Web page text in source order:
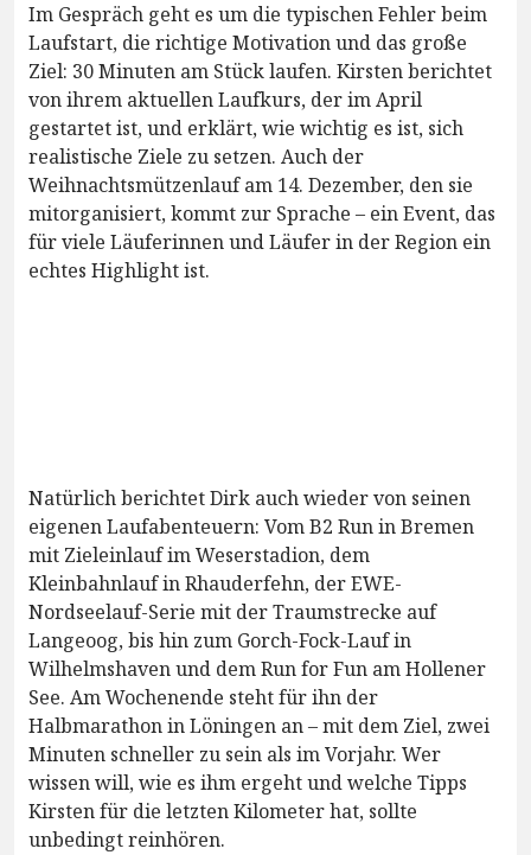
Im Gespräch geht es um die typischen Fehler beim
Laufstart, die richtige Motivation und das große
Ziel: 30 Minuten am Stück laufen. Kirsten berichtet
von ihrem aktuellen Laufkurs, der im April
gestartet ist, und erklärt, wie wichtig es ist, sich
realistische Ziele zu setzen. Auch der
Weihnachtsmützenlauf am 14. Dezember, den sie
mitorganisiert, kommt zur Sprache – ein Event, das
für viele Läuferinnen und Läufer in der Region ein
echtes Highlight ist.
Natürlich berichtet Dirk auch wieder von seinen
eigenen Laufabenteuern: Vom B2 Run in Bremen
mit Zieleinlauf im Weserstadion, dem
Kleinbahnlauf in Rhauderfehn, der EWE-
Nordseelauf-Serie mit der Traumstrecke auf
Langeoog, bis hin zum Gorch-Fock-Lauf in
Wilhelmshaven und dem Run for Fun am Hollener
See. Am Wochenende steht für ihn der
Halbmarathon in Löningen an – mit dem Ziel, zwei
Minuten schneller zu sein als im Vorjahr. Wer
wissen will, wie es ihm ergeht und welche Tipps
Kirsten für die letzten Kilometer hat, sollte
unbedingt reinhören.